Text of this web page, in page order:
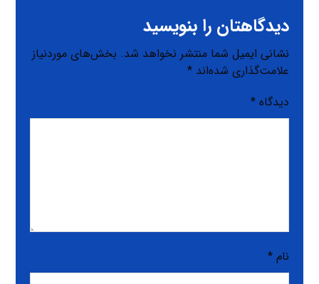
دیدگاهتان را بنویسید
نشانی ایمیل شما منتشر نخواهد شد. بخش‌های موردنیاز
علامت‌گذاری شده‌اند*
دیدگاه*
نام*